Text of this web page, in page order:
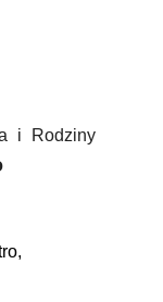
i Rodziny